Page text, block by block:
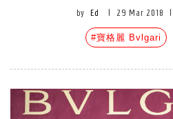
by Ed 29 Mar 2018
#寶格麗 Bvlgari